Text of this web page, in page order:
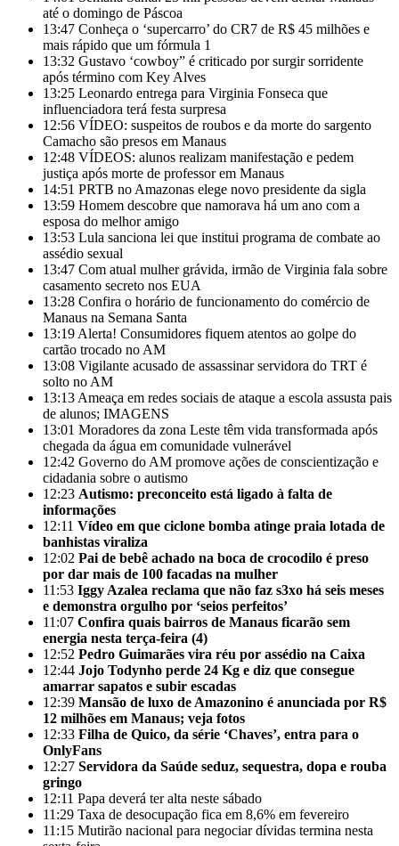
até o domingo de Páscoa
13:47 Conheça o ‘supercarro’ do CR7 de R$ 45 milhões e
mais rápido que um fórmula 1
13:32 Gustavo ‘cowboy” é criticado por surgir sorridente
após término com Key Alves
13:25 Leonardo entrega para Virginia Fonseca que
influenciadora terá festa surpresa
12:56 VÍDEO: suspeitos de roubos e da morte do sargento
Camacho são presos em Manaus
12:48 VÍDEOS: alunos realizam manifestação e pedem
justiça após morte de professor em Manaus
14:51 PRTB no Amazonas elege novo presidente da sigla
13:59 Homem descobre que namorava há um ano com a
esposa do melhor amigo
13:53 Lula sanciona lei que institui programa de combate ao
assédio sexual
13:47 Com atual mulher grávida, irmão de Virginia fala sobre
casamento secreto nos EUA
13:28 Confira o horário de funcionamento do comércio de
Manaus na Semana Santa
13:19 Alerta! Consumidores fiquem atentos ao golpe do
cartão trocado no AM
13:08 Vigilante acusado de assassinar servidora do TRT é
solto no AM
13:13 Ameaça em redes sociais de ataque a escola assusta pais
de alunos; IMAGENS
13:01 Moradores da zona Leste têm vida transformada após
chegada da água em comunidade vulnerável
12:42 Governo do AM promove ações de conscientização e
cidadania sobre o autismo
12:23 Autismo: preconceito está ligado à falta de
informações
12:11 Vídeo em que ciclone bomba atinge praia lotada de
banhistas viraliza
12:02 Pai de bebê achado na boca de crocodilo é preso
por dar mais de 100 facadas na mulher
11:53 Iggy Azalea reclama que não faz s3xo há seis meses
e demonstra orgulho por ‘seios perfeitos’
11:07 Confira quais bairros de Manaus ficarão sem
energia nesta terça-feira (4)
12:52 Pedro Guimarães vira réu por assédio na Caixa
12:44 Jojo Todynho perde 24 Kg e diz que consegue
amarrar sapatos e subir escadas
12:39 Mansão de luxo de Amazonino é anunciada por R$
12 milhões em Manaus; veja fotos
12:33 Filha de Quico, da série ‘Chaves’, entra para o
OnlyFans
12:27 Servidora da Saúde seduz, sequestra, dopa e rouba
gringo
12:11 Papa deverá ter alta neste sábado
11:29 Taxa de desocupação fica em 8,6% em fevereiro
11:15 Mutirão nacional para negociar dívidas termina nesta